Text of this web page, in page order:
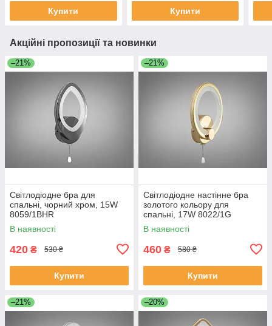
Купити Купити
Акційні пропозиції та новинки
–21%
Світлодіодне бра для
спальні, чорний хром, 15W
8059/1BHR
В наявності
420 ₴ 530 ₴
Купити
–21%
Світлодіодне настінне бра
золотого кольору для
спальні, 17W 8022/1G
В наявності
460 ₴ 580 ₴
Купити
–21% –20%